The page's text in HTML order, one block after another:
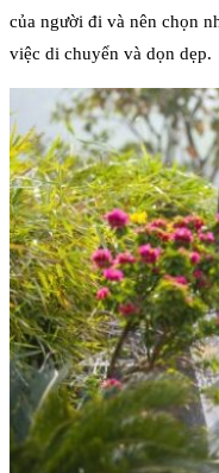
của người đi và nên chọn
việc di chuyển và dọn dẹp.